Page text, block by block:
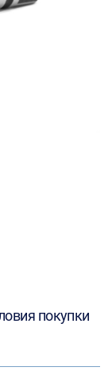
покупки